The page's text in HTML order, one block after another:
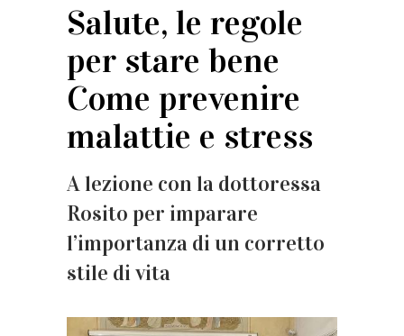
Salute, le regole
per stare bene
Come prevenire
malattie e stress
A lezione con la dottoressa
Rosito per imparare
l’importanza di un corretto
stile di vita